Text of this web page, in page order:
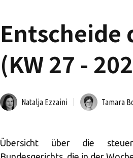
Entscheide
(KW 27 -
Natalja Ezzaini Tamara
Übersicht über die